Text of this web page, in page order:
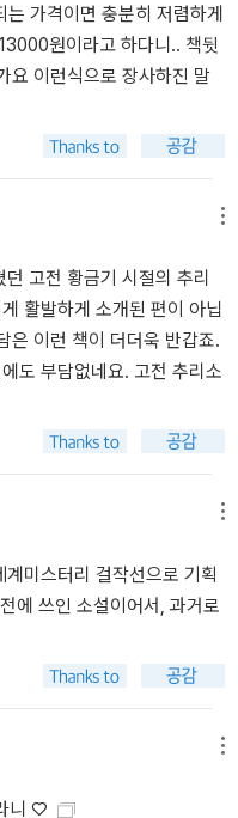
가격이면 충분히 저렴하게
원이라고 하다니.. 책뒷
요 이런식으로 장사하진 말
고전 황금기 시절의 추리
활발하게 소개된 편이 아닙
은 이런 책이 더더욱 반갑죠.
도 부담없네요. 고전 추리소
미스터리 걸작선으로 기획
에 쓰인 소설이어서, 과거로
니 ♡